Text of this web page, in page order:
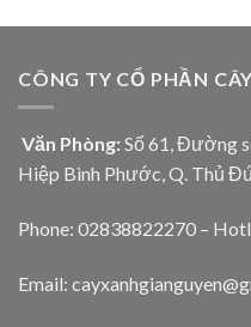
CÔNG TY CỔ PHẦN
Văn Phòng: Số 61, Đường
Hiệp Bình Phước, Q. Thủ
Phone: 02838822270 –
Email: